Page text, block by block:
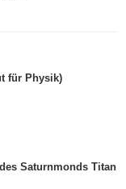
für Physik)
Saturnmonds Titan